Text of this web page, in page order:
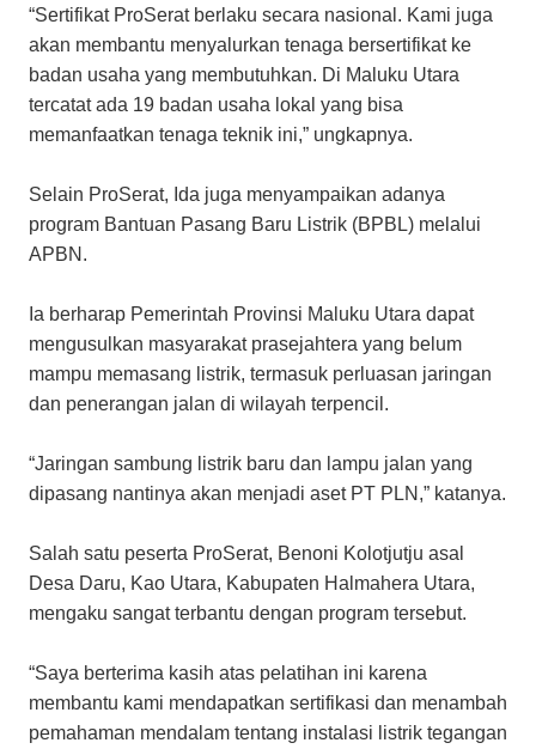
“Sertifikat ProSerat berlaku secara nasional. Kami juga
akan membantu menyalurkan tenaga bersertifikat ke
badan usaha yang membutuhkan. Di Maluku Utara
tercatat ada 19 badan usaha lokal yang bisa
memanfaatkan tenaga teknik ini,” ungkapnya.
Selain ProSerat, Ida juga menyampaikan adanya
program Bantuan Pasang Baru Listrik (BPBL) melalui
APBN.
Ia berharap Pemerintah Provinsi Maluku Utara dapat
mengusulkan masyarakat prasejahtera yang belum
mampu memasang listrik, termasuk perluasan jaringan
dan penerangan jalan di wilayah terpencil.
“Jaringan sambung listrik baru dan lampu jalan yang
dipasang nantinya akan menjadi aset PT PLN,” katanya.
Salah satu peserta ProSerat, Benoni Kolotjutju asal
Desa Daru, Kao Utara, Kabupaten Halmahera Utara,
mengaku sangat terbantu dengan program tersebut.
“Saya berterima kasih atas pelatihan ini karena
membantu kami mendapatkan sertifikasi dan menambah
pemahaman mendalam tentang instalasi listrik tegangan